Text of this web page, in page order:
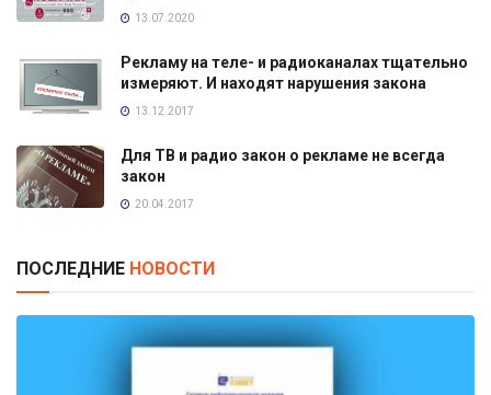
13.07.2020
Рекламу на теле- и радиоканалах тщательно
измеряют. И находят нарушения закона
13.12.2017
Для ТВ и радио закон о рекламе не всегда
закон
20.04.2017
ПОСЛЕДНИЕ НОВОСТИ